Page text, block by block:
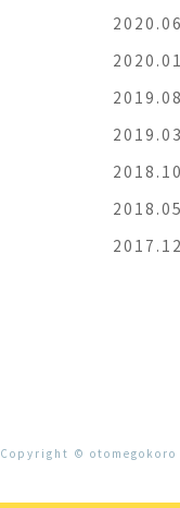
2020.06
2020.01
2019.08
2019.03
2018.10
2018.05
2017.12
Copyright © otomegokoro